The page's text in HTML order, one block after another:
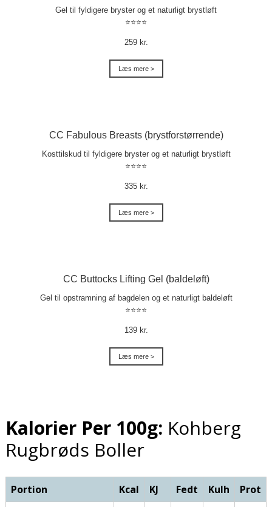
Gel til fyldigere bryster og et naturligt brystløft
⭐⭐⭐⭐
259 kr.
Læs mere >
CC Fabulous Breasts (brystforstørrende)
Kosttilskud til fyldigere bryster og et naturligt brystløft
⭐⭐⭐⭐
335 kr.
Læs mere >
CC Buttocks Lifting Gel (baldeløft)
Gel til opstramning af bagdelen og et naturligt baldeløft
⭐⭐⭐⭐
139 kr.
Læs mere >
Kalorier Per 100g: Kohberg
Rugbrøds Boller
Portion Kcal KJ Fedt Kulh
Prot